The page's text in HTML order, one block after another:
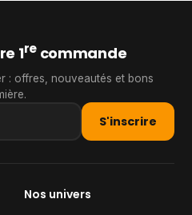
1recommande
: offres, nouveautés et bons
S'inscrire
Nos univers